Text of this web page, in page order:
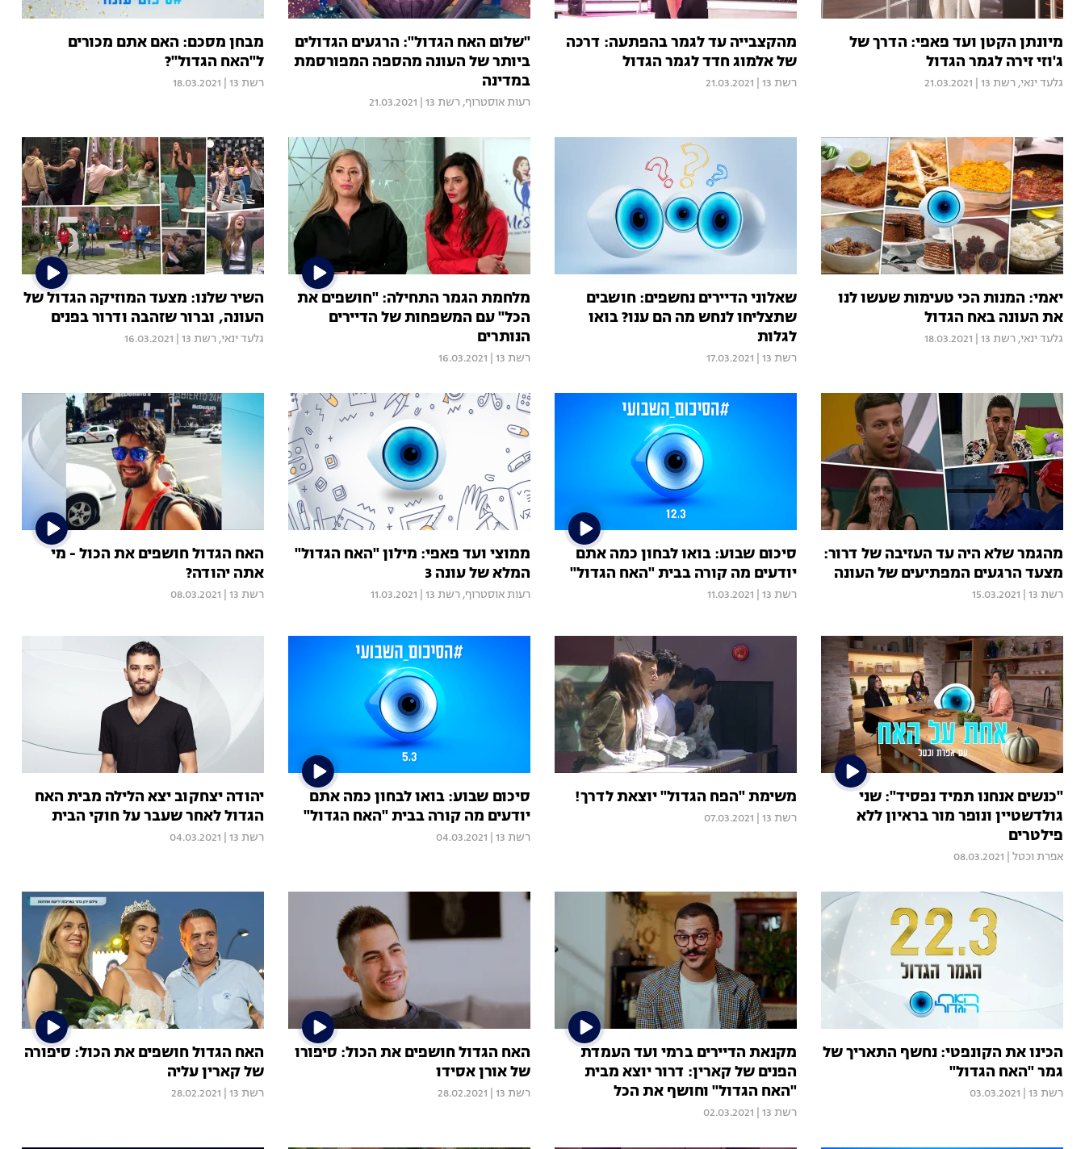
מיונתן הקטן ועד פאפי: הדרך של
ג'וזי זירה לגמר הגדול
גלעד ינאי, רשת 13 21.03.2021
מהקצבייה עד לגמר בהפתעה: דרכה
של אלמוג חדד לגמר הגדול
רשת 13 21.03.2021
"שלום האח הגדול": הרגעים הגדולים
ביותר של העונה מהספה המפורסמת
במדינה
רעות אוסטרוף, רשת 13 21.03.2021
מבחן מסכם: האם אתם מכורים
ל"האח הגדול"?
רשת 13 18.03.2021
יאמי: המנות הכי טעימות שעשו לנו
את העונה באח הגדול
גלעד ינאי, רשת 13 18.03.2021
שאלוני הדיירים נחשפים: חושבים
שתצליחו לנחש מה הם ענו? בואו
לגלות
רשת 13 17.03.2021
מלחמת הגמר התחילה: "חושפים את
הכל" עם המשפחות של הדיירים
הנותרים
רשת 13 16.03.2021
השיר שלנו: מצעד המוזיקה הגדול של
העונה, וברור שזהבה ודרור בפנים
גלעד ינאי, רשת 13 16.03.2021
מהגמר שלא היה עד העזיבה של דרור:
מצעד הרגעים המפתיעים של העונה
רשת 13 15.03.2021
סיכום שבוע: בואו לבחון כמה אתם
יודעים מה קורה בבית "האח הגדול"
רשת 13 11.03.2021
ממוצי ועד פאפי: מילון "האח הגדול"
המלא של עונה 3
רעות אוסטרוף, רשת 13 11.03.2021
האח הגדול חושפים את הכול - מי
אתה יהודה?
רשת 13 08.03.2021
"כנשים אנחנו תמיד נפסיד": שני
גולדשטיין ונופר מור בראיון ללא
פילטרים
אפרת וכטל 08.03.2021
משימת "הפח הגדול" יוצאת לדרך!
רשת 13 07.03.2021
סיכום שבוע: בואו לבחון כמה אתם
יודעים מה קורה בבית "האח הגדול"
רשת 13 04.03.2021
יהודה יצחקוב יצא הלילה מבית האח
הגדול לאחר שעבר על חוקי הבית
רשת 13 04.03.2021
הכינו את הקונפטי: נחשף התאריך של
גמר "האח הגדול"
רשת 13 03.03.2021
מקנאת הדיירים ברמי ועד העמדת
הפנים של קארין: דרור יוצא מבית
"האח הגדול" וחושף את הכל
רשת 13 02.03.2021
האח הגדול חושפים את הכול: סיפורו
של אורן אסידו
רשת 13 28.02.2021
האח הגדול חושפים את הכול: סיפורה
של קארין עליה
רשת 13 28.02.2021